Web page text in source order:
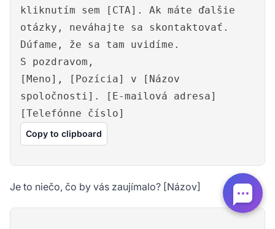
kliknutím sem [CTA]. Ak máte ďalšie
otázky, neváhajte sa skontaktovať.
Dúfame, že sa tam uvidíme.
S pozdravom,
[Meno], [Pozícia] v [Názov
spoločnosti]. [E-mailová adresa]
[Telefónne číslo]
Copy to clipboard
Je to niečo, čo by vás zaujímalo? [Názov]